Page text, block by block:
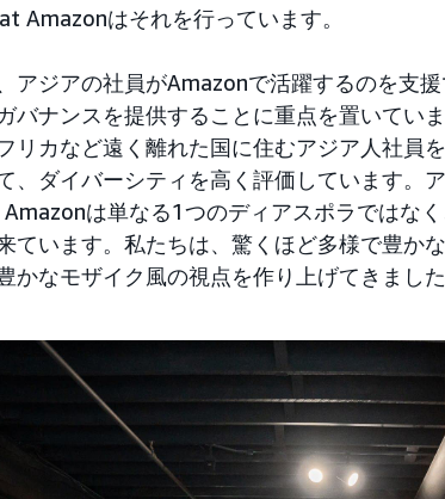
Amazonはそれを行っています。
アジアの社員がAmazonで活躍するのを支
バナンスを提供することに重点を置いてい
リカなど遠く離れた国に住むアジア人社員
、ダイバーシティを高く評価しています。
は単なる1つのディアスポラではな
ています。私たちは、驚くほど多様で豊か
かなモザイク風の視点を作り上げてきました